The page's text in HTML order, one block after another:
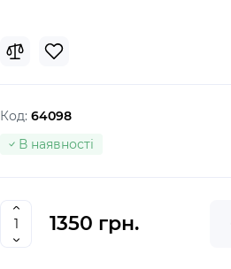
Код: 64098
В наявності
1350 грн.